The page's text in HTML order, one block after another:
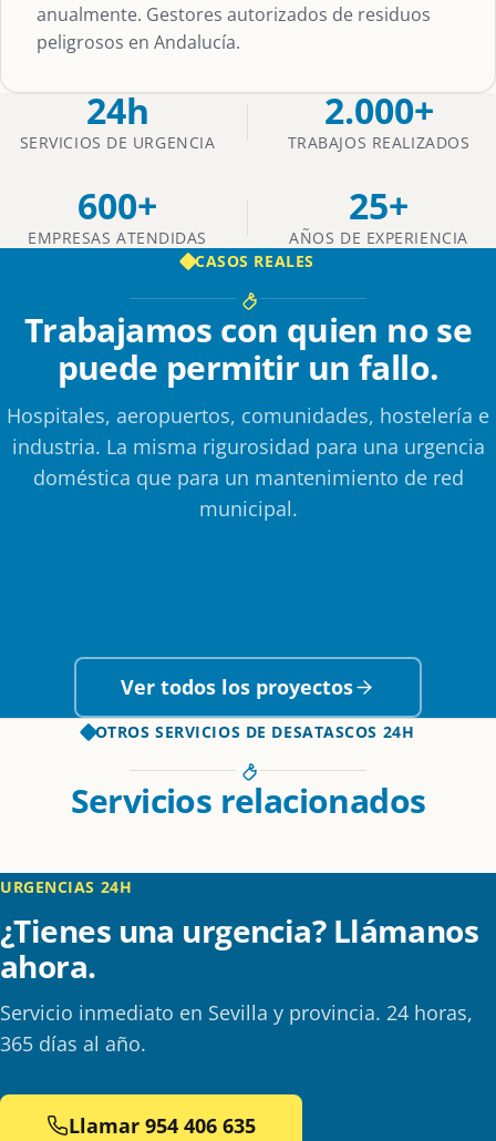
anualmente. Gestores autorizados de residuos
peligrosos en Andalucía.
24h
SERVICIOS DE URGENCIA
2.000+
TRABAJOS REALIZADOS
600+
EMPRESAS ATENDIDAS
25+
AÑOS DE EXPERIENCIA
CASOS REALES
Trabajamos con quien no se
puede permitir un fallo.
Hospitales, aeropuertos, comunidades, hostelería e
industria. La misma rigurosidad para una urgencia
doméstica que para un mantenimiento de red
municipal.
FIBES Sevilla
Mantenimiento de red Hospital FREMAP
Limpieza de pozos del Aeropuerto
Aeropuerto SevillaVer todos los proyectos
OTROS SERVICIOS DE DESATASCOS 24H
Servicios relacionados
URGENCIAS 24H
¿Tienes una urgencia? Llámanos
ahora.
Servicio inmediato en Sevilla y provincia. 24 horas,
365 días al año.
Llamar 954 406 635